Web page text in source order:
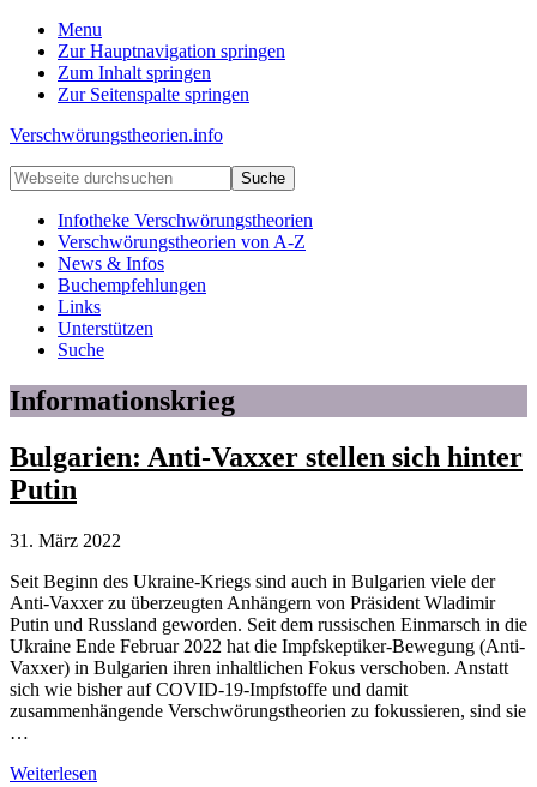
Menu
Zur Hauptnavigation springen
Zum Inhalt springen
Zur Seitenspalte springen
Verschwörungstheorien.info
Beiträge
zu
Merkmalen,
Funktionen
Risiken
konspirationistischen
Denkens
Webseite
durchsuchen
Infotheke Verschwörungstheorien
Verschwörungstheorien von A-Z
News & Infos
Buchempfehlungen
Links
Unterstützen
Suche
Informationskrieg
Bulgarien: Anti-Vaxxer stellen sich hinter
Putin
31. März 2022
Seit Beginn des Ukraine-Kriegs sind auch in Bulgarien viele der
Anti-Vaxxer zu überzeugten Anhängern von Präsident Wladimir
Putin und Russland geworden. Seit dem russischen Einmarsch in die
Ukraine Ende Februar 2022 hat die Impfskeptiker-Bewegung (Anti-
Vaxxer) in Bulgarien ihren inhaltlichen Fokus verschoben. Anstatt
sich wie bisher auf COVID-19-Impfstoffe und damit
zusammenhängende Verschwörungstheorien zu fokussieren, sind sie
…
Bulgarien:
Weiterlesen